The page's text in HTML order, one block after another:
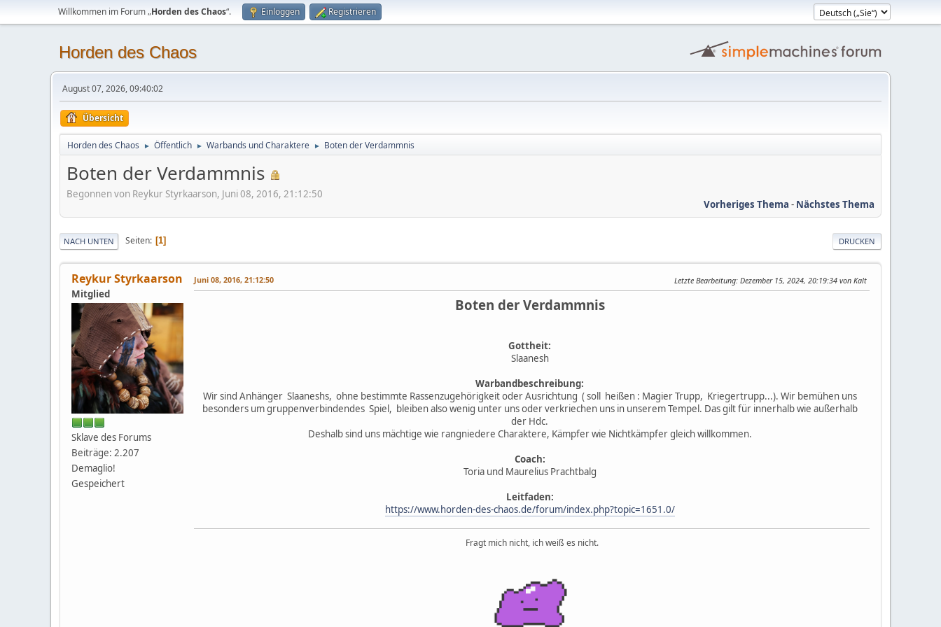
Willkommen im Forum „Horden des Chaos“. Einloggen Registrieren
Horden des Chaos
August 07, 2026, 09:40:02
Übersicht
Horden des Chaos ► Öffentlich ► Warbands und Charaktere ► Boten der Verdammnis
Boten der Verdammnis
Begonnen von Reykur Styrkaarson, Juni 08, 2016, 21:12:50
Vorheriges Thema - Nächstes Thema
DRUCKEN
NACH UNTEN Seiten 1
Reykur Styrkaarson
Mitglied
Sklave des Forums
Beiträge: 2.207
Demaglio!
Gespeichert
Juni 08, 2016, 21:12:50 Letzte Bearbeitung: Dezember 15, 2024, 20:19:34 von Kalt
Boten der Verdammnis
Gottheit:
Slaanesh
Warbandbeschreibung:
Wir sind Anhänger Slaaneshs, ohne bestimmte Rassenzugehörigkeit oder Ausrichtung ( soll heißen : Magier Trupp, Kriegertrupp...). Wir bemühen uns
besonders um gruppenverbindendes Spiel, bleiben also wenig unter uns oder verkriechen uns in unserem Tempel. Das gilt für innerhalb wie außerhalb
der Hdc.
Deshalb sind uns mächtige wie rangniedere Charaktere, Kämpfer wie Nichtkämpfer gleich willkommen.
Coach:
Toria und Maurelius Prachtbalg
Leitfaden:
https://www.horden-des-chaos.de/forum/index.php?topic=1651.0/
Fragt mich nicht, ich weiß es nicht.